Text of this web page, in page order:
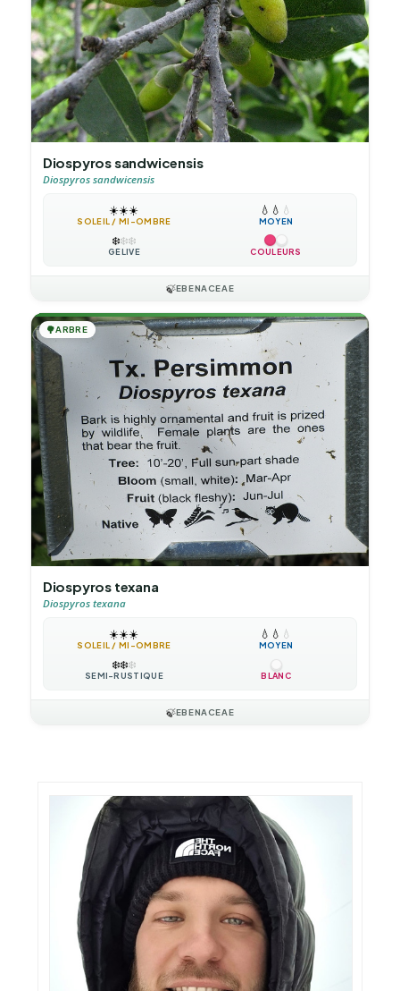
Diospyros sandwicensis
Diospyros sandwicensis
☀️☀️☀️
SOLEIL / MI-OMBRE
💧 💧 💧
MOYEN
❄️❄️❄️
GÉLIVE COULEURS
🍃EBENACEAE
🌳ARBRE
Diospyros texana
Diospyros texana
☀️☀️☀️
SOLEIL / MI-OMBRE
💧 💧 💧
MOYEN
❄️❄️❄️
SEMI-RUSTIQUE BLANC
🍃EBENACEAE